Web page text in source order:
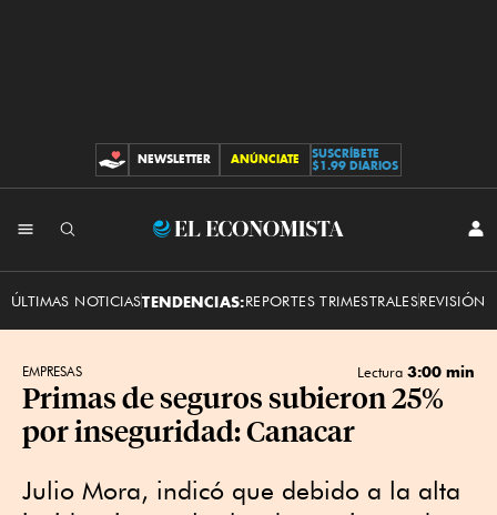
CONTRIBUCIONES
NEWSLETTER ANÚNCIATE
SUSCRÍBETE
$1.99 DIARIOS
El
ÚLTIMAS NOTICIASTENDENCIAS:REPORTES TRIMESTRALESREVISIÓN
EMPRESAS Lectura 3:00 min
Primas de seguros subieron 25%
por inseguridad: Canacar
Julio Mora, indicó que debido a la alta